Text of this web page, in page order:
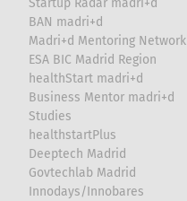
BAN madri+d
Madri+d Mentoring Network
ESA BIC Madrid Region
healthStart madri+d
Business Mentor madri+d
Studies
healthstartPlus
Deeptech Madrid
Govtechlab Madrid
Innodays/Innobares